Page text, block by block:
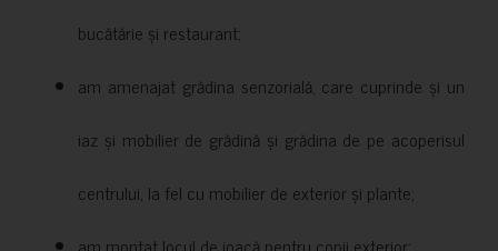
bucătărie și restaurant;
am amenajat grădina senzorială, care cuprinde și un
iaz și mobilier de grădină și grădina de pe acoperisul
centrului, la fel cu mobilier de exterior și plante;